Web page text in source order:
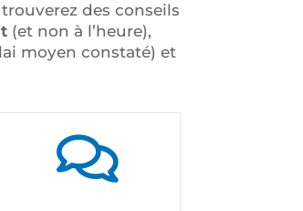
trouverez des conseils
(et non à l’heure),
moyen constaté) et
